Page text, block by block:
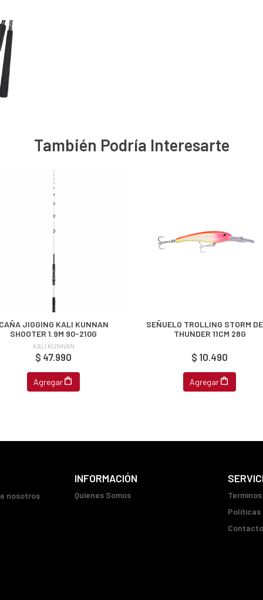
También Podría Interesarte
CAÑA JIGGING KALI KUNNAN
SHOOTER 1.9M 90-210G
KALI KUNNAN
$ 47.990
Agregar
SEÑUELO TROLLING STORM
THUNDER 11CM 28G
$ 10.490
Agregar
nosotros
INFORMACIÓN
Quienes Somos
Políticas